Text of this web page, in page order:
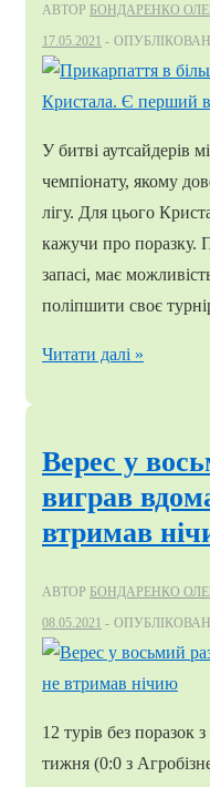
на
виїзді
АВТОР БОНДАРЕНКО
17.05.2021
У битві аутсайдерів
чемпіонату, якому
лігу. Для цього
кажучи про поразку.
запасі, має
поліпшити своє
Прикарпаття
перемогу
у
Кристала.
перший
виліт
чемпіонату
Читати далі »
Верес у
виграв
втримав
АВТОР БОНДАРЕНКО
08.05.2021
12 турів без
тижня (0:0 з